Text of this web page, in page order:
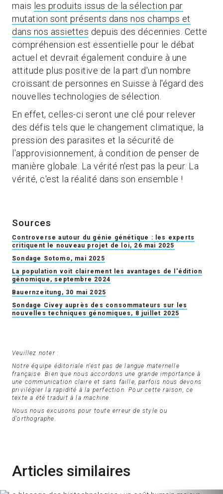
mais les produits issus de la sélection par
mutation sont présents dans nos champs et
dans nos assiettes depuis des décennies. Cette
compréhension est essentielle pour le débat
actuel et devrait également conduire à une
attitude plus positive de la part d'un nombre
croissant de personnes en Suisse à l'égard des
nouvelles technologies de sélection.
En effet, celles-ci seront une clé pour relever
des défis tels que le changement climatique, la
pression des parasites et la sécurité de
l'approvisionnement, à condition de penser de
manière globale. La vérité n'est pas la peur. La
vérité, c'est la réalité dans son ensemble !
Sources
Controverse autour du génie génétique : les experts
critiquent le nouveau projet de loi, 26 mai 2025
Sondage Sotomo, mai 2025
La population voit clairement les avantages de l'édition
génomique, septembre 2024
Bauernzeitung, 30 mai 2025
Sondage Civey auprès des consommateurs sur les
nouvelles techniques génomiques, 8 juillet 2025
Veuillez noter :
Notre équipe éditoriale n'est pas de langue maternelle
française. Bien que nous accordons une grande importance à
une communication claire et sans faille, parfois nous devons
privilégier la rapidité à la perfection. Pour cette raison, ce
texte a été traduit à la machine.
Nous nous excusons pour toute erreur de style ou
d'orthographe.
Articles similaires